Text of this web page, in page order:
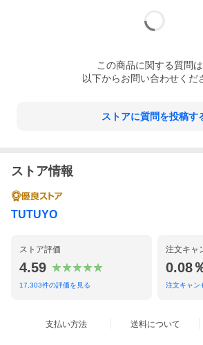
この商品に関する質問は
以下からお問い合わせくだ
ストアに質問を投稿す
ストア情報
TUTUYO
ストア評価
4.59
17,303件の評価を見る
注文キャ
0.08
注文キャン
支払い方法 送料について